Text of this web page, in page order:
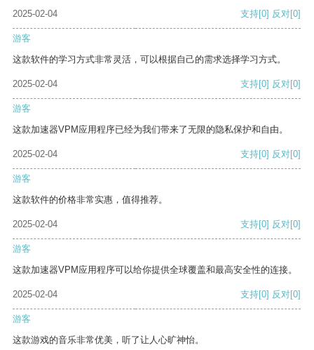
2025-02-04 支持[0] 反对[0]
游客
这款软件的学习方式非常灵活，可以根据自己的需求选择学习方式。
2025-02-04 支持[0] 反对[0]
游客
这款加速器VPM应用程序已经为我们带来了无限的隐私保护和自由。
2025-02-04 支持[0] 反对[0]
游客
这款软件的价格非常实惠，值得推荐。
2025-02-04 支持[0] 反对[0]
游客
这款加速器VPM应用程序可以给你提供全球覆盖和最高安全性的连接。
2025-02-04 支持[0] 反对[0]
游客
这款游戏的音乐非常优美，听了让人心旷神怡。